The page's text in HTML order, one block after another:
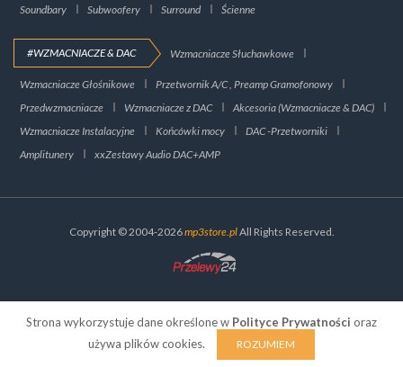
Soundbary
Subwoofery Surround Ścienne
#WZMACNIACZE & DAC Wzmacniacze Słuchawkowe
Wzmacniacze Głośnikowe
Przetwornik A/C , Preamp Gramofonowy
Przedwzmacniacze
Wzmacniacze z DAC
Akcesoria (Wzmacniacze & DAC)
Wzmacniacze Instalacyjne
Końcówki mocy
DAC -Przetworniki
Amplitunery
xxZestawy Audio DAC+AMP
Copyright © 2004-2026mp3store.plAll Rights Reserved.
Strona wykorzystuje dane określone w Polityce Prywatności oraz
używa plików cookies.
ROZUMIEM